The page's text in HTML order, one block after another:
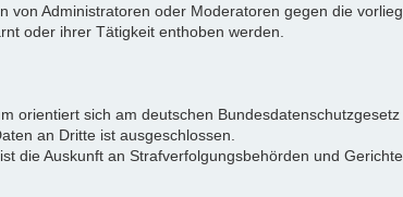
von Administratoren oder Moderatoren gegen die
oder ihrer Tätigkeit enthoben werden.
orientiert sich am deutschen
an Dritte ist ausgeschlossen.
die Auskunft an Strafverfolgungsbehörden und